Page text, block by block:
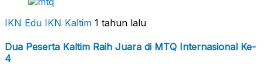
IKN Edu IKN Kaltim 1 tahun lalu
Dua Peserta Kaltim Raih Juara di MTQ Internasional Ke-
4